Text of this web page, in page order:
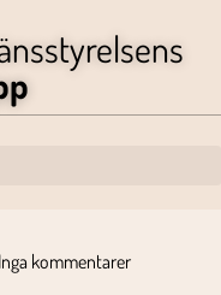
Inga kommentarer